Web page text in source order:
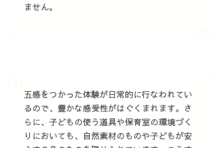
ません。
五感をつかった体験が日常的に行なわれてい
るので、豊かな感受性がはぐくまれます。さ
らに、子どもの使う道具や保育室の環境づく
りにおいても、自然素材のものや子どもが安